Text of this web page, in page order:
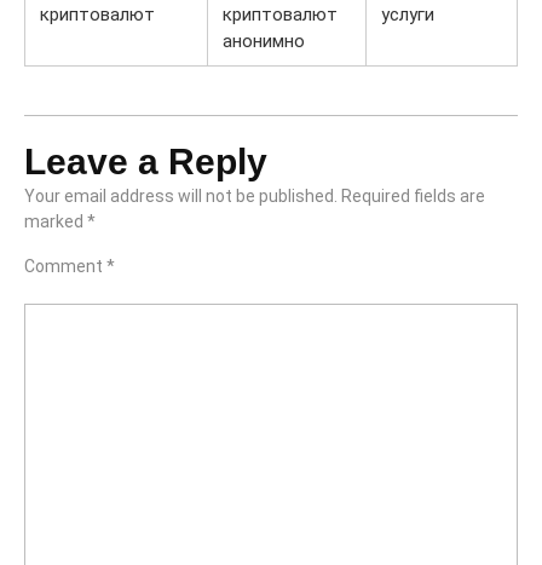
криптовалют
криптовалют
анонимно
услуги
Leave a Reply
Your email address will not be published.
Required fields are
marked *
Comment *